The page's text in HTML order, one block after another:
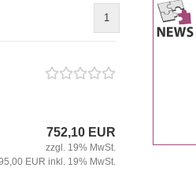
1
752,10 EUR
zzgl. 19% MwSt.
EUR inkl. 19% MwSt.